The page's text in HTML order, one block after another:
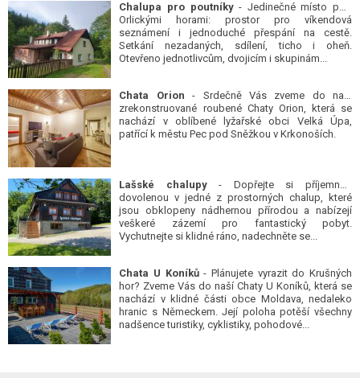
Chalupa pro poutníky- Jedinečné místo pod
Orlickými horami: prostor pro víkendová
seznámení i jednoduché přespání na cestě.
Setkání nezadaných, sdílení, ticho i oheň.
Otevřeno jednotlivcům, dvojicím i skupinám...
Chata Orion - Srdečně Vás zveme do naší
zrekonstruované roubené Chaty Orion, která se
nachází v oblíbené lyžařské obci Velká Úpa,
patřící k městu Pec pod Sněžkou v Krkonoších.
Lašské chalupy- Dopřejte si příjemnou
dovolenou v jedné z prostorných chalup, které
jsou obklopeny nádhernou přírodou a nabízejí
veškeré zázemí pro fantastický pobyt.
Vychutnejte si klidné ráno, nadechněte se...
Chata U Koníků- Plánujete vyrazit do Krušných
hor? Zveme Vás do naší Chaty U Koníků, která se
nachází v klidné části obce Moldava, nedaleko
hranic s Německem. Její poloha potěší všechny
nadšence turistiky, cyklistiky, pohodové...